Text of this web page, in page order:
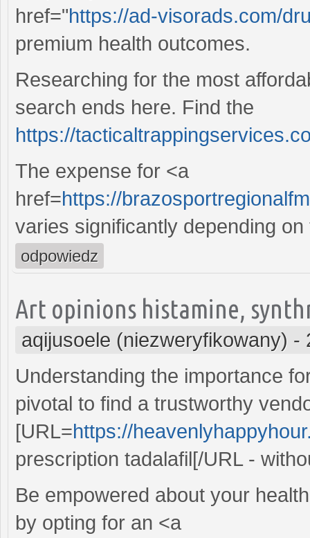
href="https://ad-visorads.com/
premium health outcomes.
Researching for the most
search ends here. Find the
https://
The expense for <a
href=https://
varies significantly depending
odpowiedz
Art opinions histamine,
aqijusoele (niezweryfikowany) -
Understanding the importance
pivotal to find a trustworthy
[URL=https://
prescription tadalafil[/URL -
Be empowered about your
by opting for an <a